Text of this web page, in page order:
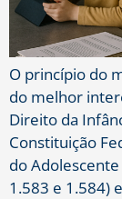
O princípio do
do melhor
Direito da
Constituição
do Adolescente
1.583 e 1.584)